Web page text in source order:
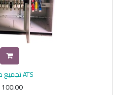
تجميع طبلون ATS
100.00